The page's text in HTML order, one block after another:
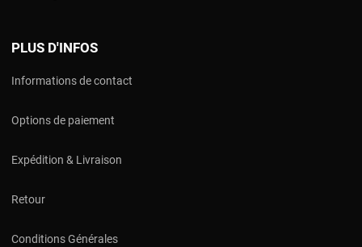
PLUS D'INFOS
Informations de contact
Options de paiement
Expédition & Livraison
Retour
Conditions Générales